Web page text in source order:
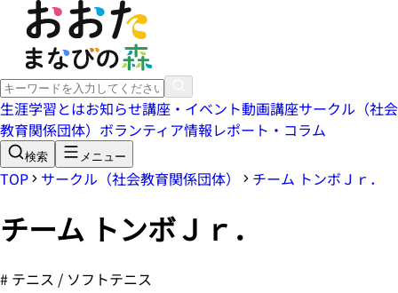
生涯学習とはお知らせ講座・イベント動画講座サークル（社会
教育関係団体） ボランティア情報レポート・コラム
検索 メニュー
TOP サークル（社会教育関係団体） チーム トンボＪｒ．
チーム トンボＪｒ．
# テニス / ソフトテニス